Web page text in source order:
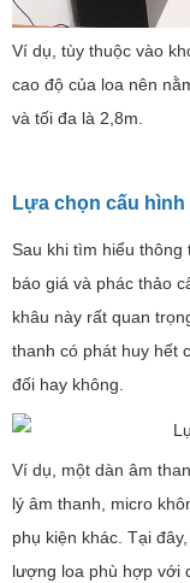
Ví dụ, tùy thuộc vào
cao độ của loa nên
và tối đa là 2,8m.
Lựa chọn cấu
Sau khi tìm hiểu
báo giá và phác thảo
khâu này rất quan
thanh có phát huy hết
đối hay không.
Ví dụ, một dàn âm
lý âm thanh, micro
phụ kiện khác. Tại
lượng loa phù hợp với